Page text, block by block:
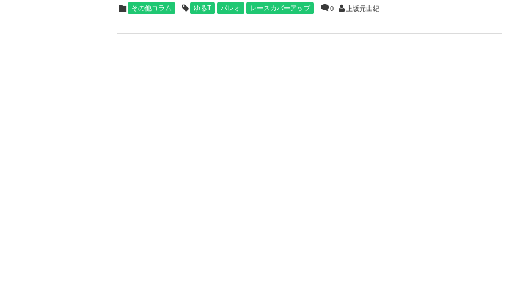
その他コラム ゆるT パレオ レースカバーアップ 0 上坂元由紀